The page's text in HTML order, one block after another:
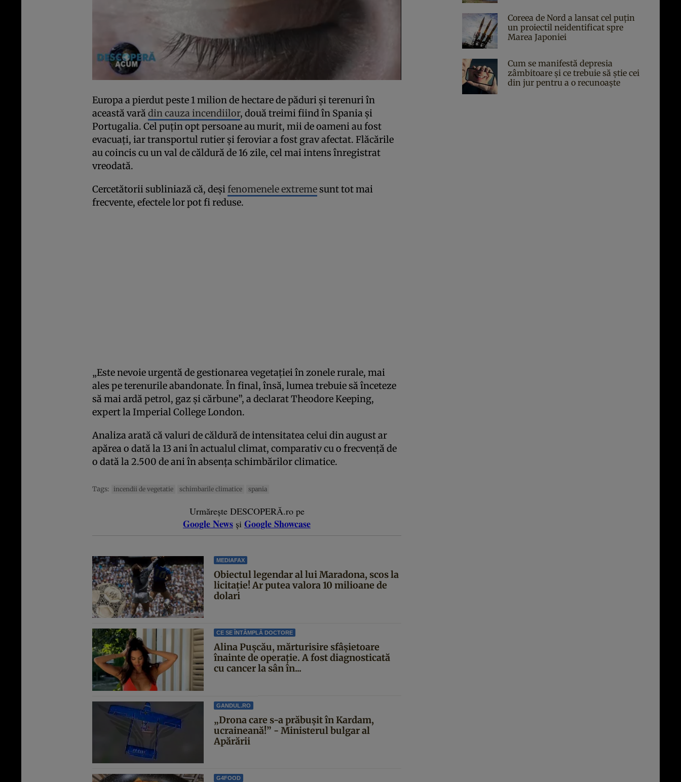
Europa a pierdut peste 1 milion de hectare de păduri și terenuri în
această varădin cauza incendiilor, două treimi fiind în Spania și
Portugalia. Cel puțin opt persoane au murit, mii de oameni au fost
evacuați, iar transportul rutier și feroviar a fost grav afectat. Flăcările
au coincis cu un val de căldură de 16 zile, cel mai intens înregistrat
vreodată.
Cercetătorii subliniază că, deșifenomenele extremesunt tot mai
frecvente, efectele lor pot fi reduse.
„Este nevoie urgentă de gestionarea vegetației în zonele rurale, mai
ales pe terenurile abandonate. În final, însă, lumea trebuie să înceteze
să mai ardă petrol, gaz și cărbune”, a declarat Theodore Keeping,
expert la Imperial College London.
Analiza arată că valuri de căldură de intensitatea celui din august ar
apărea o dată la 13 ani în actualul climat, comparativ cu o frecvență de
o dată la 2.500 de ani în absența schimbărilor climatice.
Tags: incendii de vegetatie schimbarile climatice spania
Urmărește DESCOPERĂ.ro pe
Google News și Google Showcase
MEDIAFAX
Obiectul legendar al lui Maradona, scos la
licitație! Ar putea valora 10 milioane de
dolari
CE SE ÎNTÂMPLĂ DOCTORE
Alina Pușcău, mărturisire sfâșietoare
înainte de operație. A fost diagnosticată
cu cancer la sân în...
GANDUL.RO
„Drona care s-a prăbușit în Kardam,
ucraineană!” - Ministerul bulgar al
Apărării
G4FOOD
Coreea de Nord a lansat cel puțin
un proiectil neidentificat spre
Marea Japoniei
Cum se manifestă depresia
zâmbitoare și ce trebuie să știe cei
din jur pentru a o recunoaște